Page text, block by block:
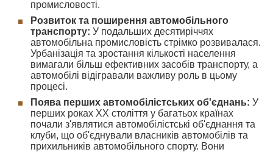
промисловості.
Розвиток та поширення автомобільного
транспорту: У подальших десятиріччях
автомобільна промисловість стрімко розвивалася.
Урбанізація та зростання кількості населення
вимагали більш ефективних засобів транспорту, а
автомобілі відігравали важливу роль в цьому
процесі.
Поява перших автомобілістських об'єднань: У
перших роках XX століття у багатьох країнах
почали з'являтися автомобілістські об'єднання та
клуби, що об'єднували власників автомобілів та
прихильників автомобільного спорту. Вони